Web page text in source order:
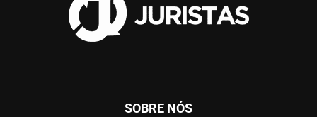
SOBRE NÓS